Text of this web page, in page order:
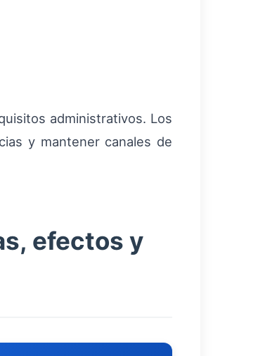
administrativos. Los
y mantener canales de
efectos y